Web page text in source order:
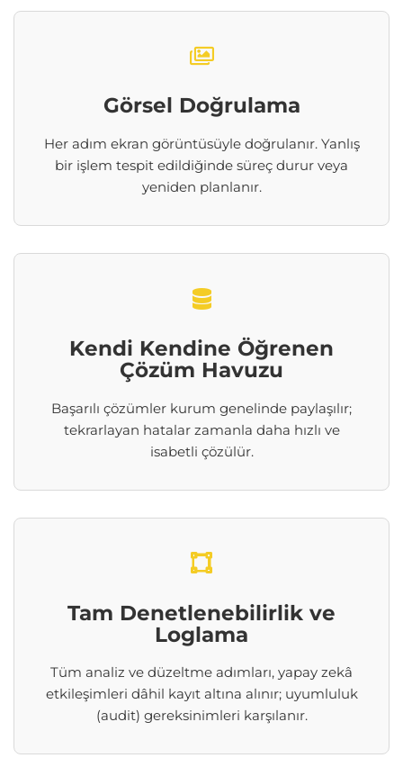
Görsel Doğrulama
Her adım ekran görüntüsüyle doğrulanır. Yanlış
bir işlem tespit edildiğinde süreç durur veya
yeniden planlanır.
Kendi Kendine Öğrenen
Çözüm Havuzu
Başarılı çözümler kurum genelinde paylaşılır;
tekrarlayan hatalar zamanla daha hızlı ve
isabetli çözülür.
Tam Denetlenebilirlik ve
Loglama
Tüm analiz ve düzeltme adımları, yapay zekâ
etkileşimleri dâhil kayıt altına alınır; uyumluluk
(audit) gereksinimleri karşılanır.